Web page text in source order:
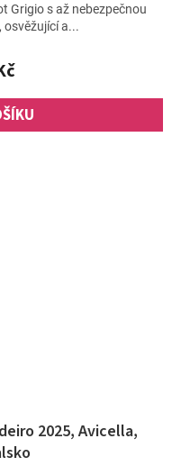
Grigio s až nebezpečnou
osvěžující a...
2025, Avicella,